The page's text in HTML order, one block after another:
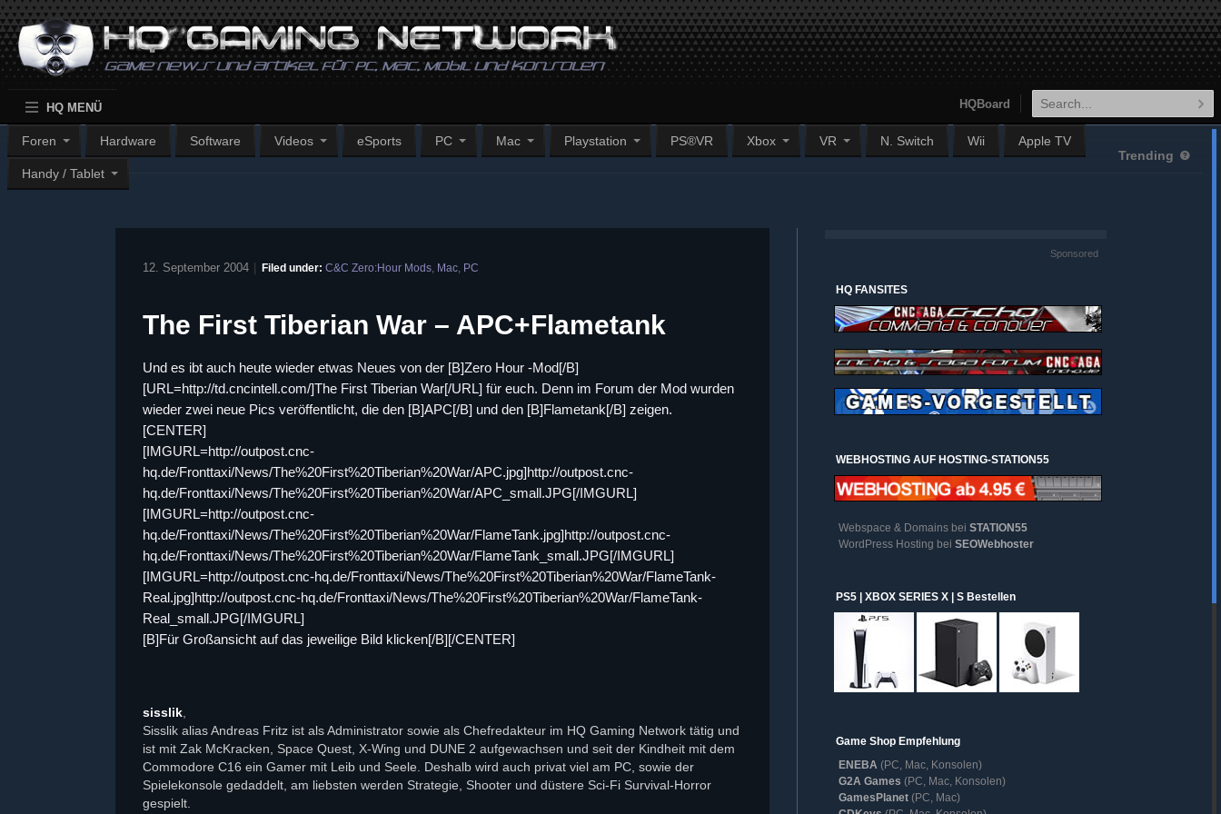
HQ MENÜ
Foren Hardware Software Videos eSports PC Mac Playstation PS®VR Xbox VR N. Switch Wii Apple TV
Handy / Tablet
HQBoard
Trending
12. September 2004 Filed under: C&C Zero:Hour Mods, Mac, PC
The First Tiberian War – APC+Flametank
Und es ibt auch heute wieder etwas Neues von der [B]Zero Hour -Mod[/B]
[URL=http://td.cncintell.com/]The First Tiberian War[/URL] für euch. Denn im Forum der Mod wurden
wieder zwei neue Pics veröffentlicht, die den [B]APC[/B] und den [B]Flametank[/B] zeigen.
[CENTER]
[IMGURL=http://outpost.cnc-
hq.de/Fronttaxi/News/The%20First%20Tiberian%20War/APC.jpg]http://outpost.cnc-
hq.de/Fronttaxi/News/The%20First%20Tiberian%20War/APC_small.JPG[/IMGURL]
[IMGURL=http://outpost.cnc-
hq.de/Fronttaxi/News/The%20First%20Tiberian%20War/FlameTank.jpg]http://outpost.cnc-
hq.de/Fronttaxi/News/The%20First%20Tiberian%20War/FlameTank_small.JPG[/IMGURL]
[IMGURL=http://outpost.cnc-hq.de/Fronttaxi/News/The%20First%20Tiberian%20War/FlameTank-
Real.jpg]http://outpost.cnc-hq.de/Fronttaxi/News/The%20First%20Tiberian%20War/FlameTank-
Real_small.JPG[/IMGURL]
[B]Für Großansicht auf das jeweilige Bild klicken[/B][/CENTER]
sisslik,
Sisslik alias Andreas Fritz ist als Administrator sowie als Chefredakteur im HQ Gaming Network tätig und
ist mit Zak McKracken, Space Quest, X-Wing und DUNE 2 aufgewachsen und seit der Kindheit mit dem
Commodore C16 ein Gamer mit Leib und Seele. Deshalb wird auch privat viel am PC, sowie der
Spielekonsole gedaddelt, am liebsten werden Strategie, Shooter und düstere Sci-Fi Survival-Horror
gespielt.
Sponsored
HQ FANSITES
WEBHOSTING AUF HOSTING-STATION55
Webspace & Domains bei STATION55
WordPress Hosting bei SEOWebhoster
PS5 | XBOX SERIES X | S Bestellen
Game Shop Empfehlung
ENEBA (PC, Mac, Konsolen)
G2A Games (PC, Mac, Konsolen)
GamesPlanet(PC, Mac)